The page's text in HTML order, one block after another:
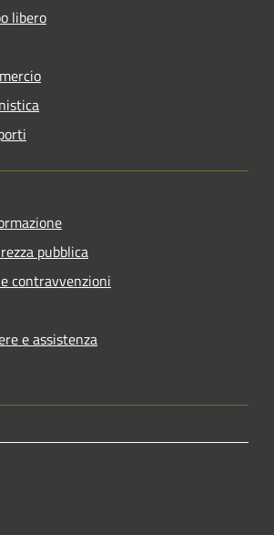
libero
pubblica
contravvenzioni
e assistenza